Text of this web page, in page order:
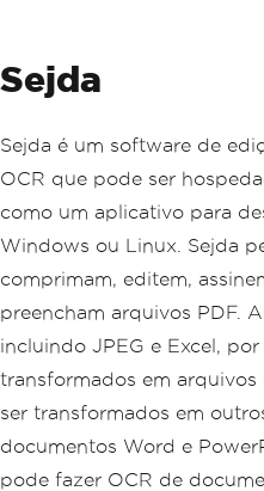
Sejda
Sejda é um software de
OCR que pode ser
como um aplicativo para
Windows ou Linux. Sejda
comprimam, editem,
preencham arquivos PDF.
incluindo JPEG e Excel,
transformados em
ser transformados em
documentos Word e
pode fazer OCR de